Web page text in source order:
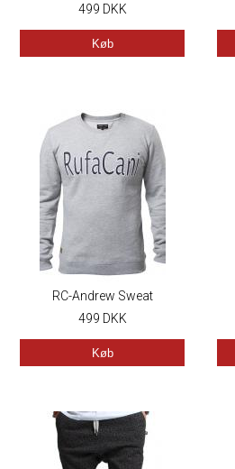
499 DKK
Køb
RC-Andrew Sweat
499 DKK
Køb